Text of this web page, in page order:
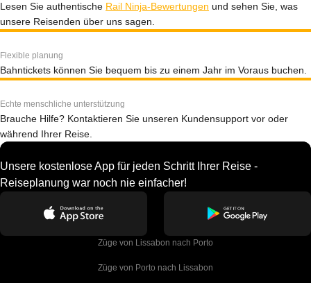
Lesen Sie authentische Rail Ninja-Bewertungen und sehen Sie, was
unsere Reisenden über uns sagen.
Flexible planung
Bahntickets können Sie bequem bis zu einem Jahr im Voraus buchen.
Echte menschliche unterstützung
Brauche Hilfe? Kontaktieren Sie unseren Kundensupport vor oder
während Ihrer Reise.
Unsere kostenlose App für jeden Schritt Ihrer Reise -
Reiseplanung war noch nie einfacher!
Züge von Lissabon nach Porto
Züge von Porto nach Lissabon